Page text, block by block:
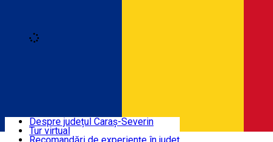
Trasee turistice
Despre județul Caraș-Severin
Tur virtual